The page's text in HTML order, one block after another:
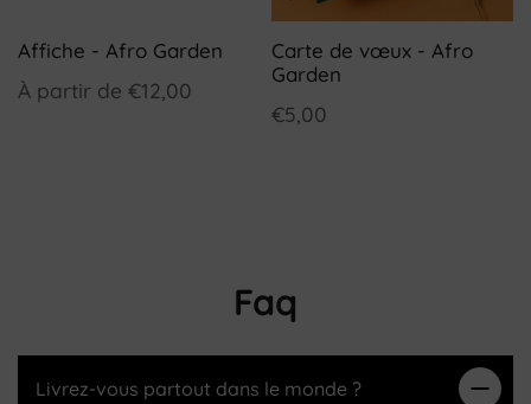
Affiche - Afro Garden
À partir de €12,00
Carte de vœux - Afro
Garden
€5,00
Faq
Livrez-vous partout dans le monde ?